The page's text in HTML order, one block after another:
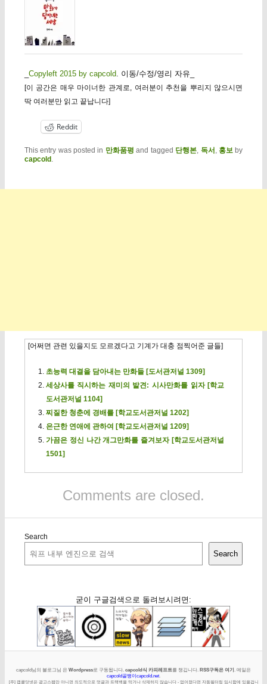
Copyleft 2015 by capcold. 이동/수정/영리 자유_
[이 공간은 매우 마이너한 관계로, 여러분이 추천을 뿌리지 않으시면
딱 여러분만 읽고 끝납니다]
Reddit
This entry was posted in 만화품평 and tagged 단행본, 독서 , 홍보by
capcold .
[어쩌면 관련 있을지도 모르겠다고 기계가 대충 점찍어준 글들]
초능력 대결을 담아내는 만화들 [도서관저널 1309]
세상사를 직시하는 재미의 발견: 시사만화를 읽자 [학교
도서관저널 1104]
찌질한 청춘에 경배를 [학교도서관저널 1202]
은근한 연애에 관하여 [학교도서관저널 1209]
가끔은 정신 나간 개그만화를 즐겨보자 [학교도서관저널
1501]
Comments are closed.
Search
Search
굳이 구글검색으로 돌려보시려면:
capcold님의 블로그님 은 Wordpress로 구동됩니다. capcold식 카피레프트를 챙깁니다. RSS구독은 여기. 메일은
capcold골뱅이capcold.net.
[주] 캡콜닷넷은 광고스팸만 아니면 의도적으로 덧글과 트랙백을 막거나 삭제하지 않습니다 - 없어졌다면 자동필터링 임시함에 있을겁니